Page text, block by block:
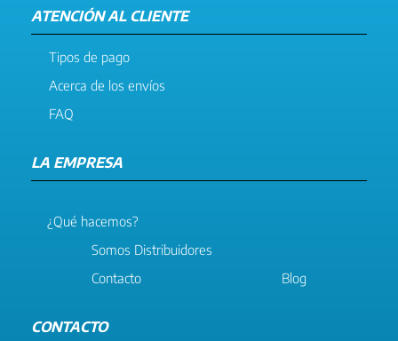
ATENCIÓN AL CLIENTE
Tipos de pago
Acerca de los envíos
FAQ
LA EMPRESA
¿Qué hacemos?
Somos Distribuidores
Contacto
Blog
CONTACTO